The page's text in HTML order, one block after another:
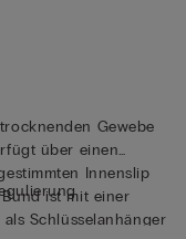
Gewebe
über einen
Innenslip
ist mit einer
Schlüsselanhänger